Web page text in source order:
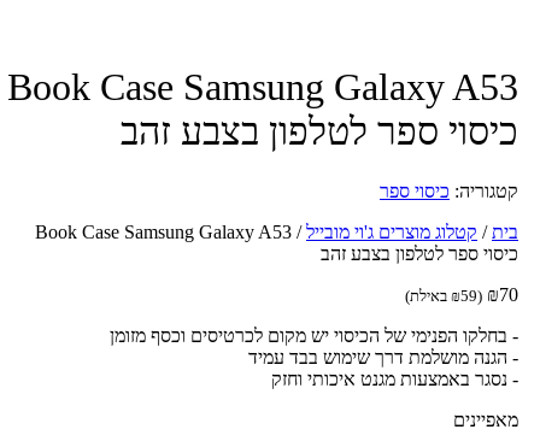
Book Case Samsung Galaxy
ספר לטלפון בצבע זהב
כיסוי ספר
/קטלוג מוצרים ג'וי מובייל/
Book Case Samsung Galaxy A53
ספר לטלפון בצבע זהב
(
₪59 באילת)
הפנימי של הכיסוי יש מקום לכרטיסים וכסף מזומן
מושלמת דרך שימוש בבד עמיד
באמצעות מגנט איכותי וחזק